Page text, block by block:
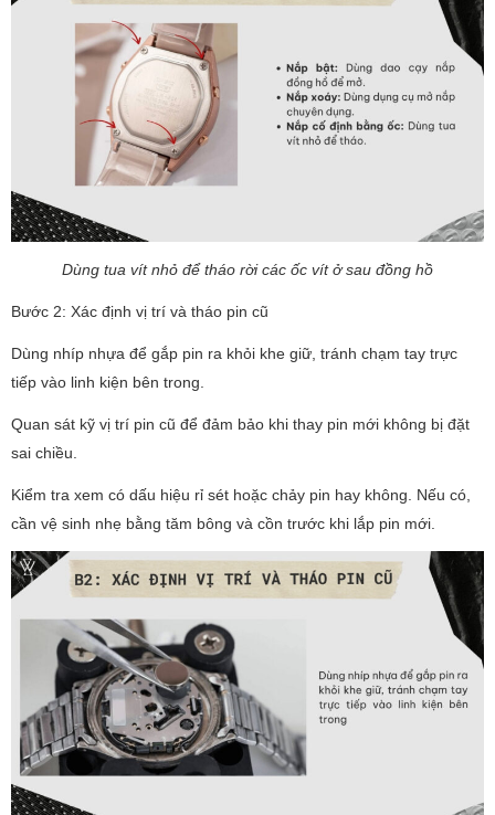
Dùng tua vít nhỏ để tháo rời các ốc vít ở sau đồng hồ
Bước 2: Xác định vị trí và tháo pin cũ
Dùng nhíp nhựa để gắp pin ra khỏi khe giữ, tránh chạm tay trực
tiếp vào linh kiện bên trong.
Quan sát kỹ vị trí pin cũ để đảm bảo khi thay pin mới không bị đặt
sai chiều.
Kiểm tra xem có dấu hiệu rỉ sét hoặc chảy pin hay không. Nếu có,
cần vệ sinh nhẹ bằng tăm bông và cồn trước khi lắp pin mới.